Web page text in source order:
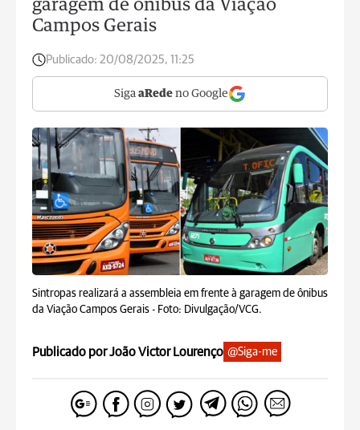
garagem de ônibus da Viação
Campos Gerais
Publicado: 20/08/2025, 11:25
Siga aRede no Google
Sintropas realizará a assembleia em frente à garagem de ônibus
da Viação Campos Gerais - Foto: Divulgação/VCG.
Publicado por João Victor Lourenço @Siga-me